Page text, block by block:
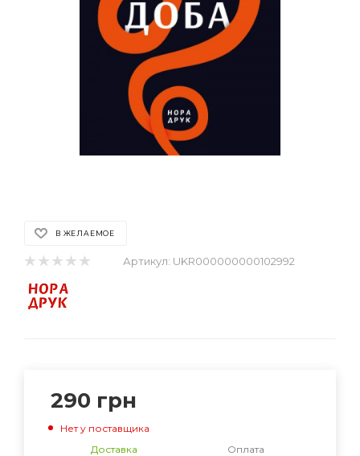
В ЖЕЛАЕМОЕ
Артикул: UKR000000000102992
290 грн
Нет у поставщика
Доставка
Оплата